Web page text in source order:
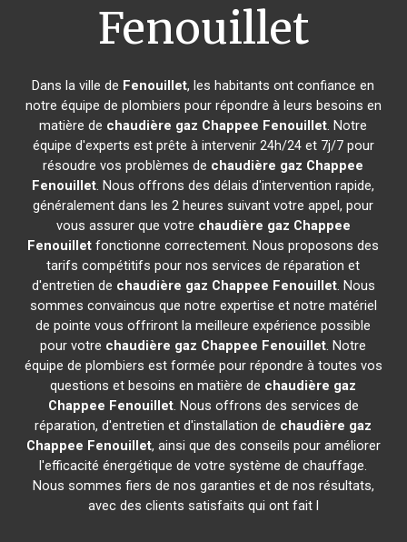
Fenouillet
Dans la ville de Fenouillet, les habitants ont confiance en
notre équipe de plombiers pour répondre à leurs besoins en
matière de chaudière gaz Chappee Fenouillet. Notre
équipe d'experts est prête à intervenir 24h/24 et 7j/7 pour
résoudre vos problèmes de chaudière gaz Chappee
Fenouillet. Nous offrons des délais d'intervention rapide,
généralement dans les 2 heures suivant votre appel, pour
vous assurer que votre chaudière gaz Chappee
Fenouillet fonctionne correctement. Nous proposons des
tarifs compétitifs pour nos services de réparation et
d'entretien de chaudière gaz Chappee Fenouillet. Nous
sommes convaincus que notre expertise et notre matériel
de pointe vous offriront la meilleure expérience possible
pour votre chaudière gaz Chappee Fenouillet. Notre
équipe de plombiers est formée pour répondre à toutes vos
questions et besoins en matière de chaudière gaz
Chappee Fenouillet. Nous offrons des services de
réparation, d'entretien et d'installation de chaudière gaz
Chappee Fenouillet, ainsi que des conseils pour améliorer
l'efficacité énergétique de votre système de chauffage.
Nous sommes fiers de nos garanties et de nos résultats,
avec des clients satisfaits qui ont fait l